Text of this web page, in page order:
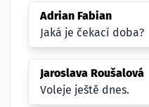
Adrian Fabian
Jaká je čekací doba?
Jaroslava Roušalová
Voleje ještě dnes.